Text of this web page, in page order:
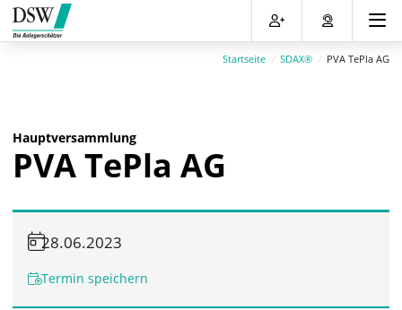
Direkt
zum
Inhalt
Direkt
zum
Hauptmenu
Direkt
zur
Suche
Direkt
zum
Footer
Startseite SDAX® PVA TePla AG
Hauptversammlung
PVA TePla AG
28.06.2023
Termin speichern